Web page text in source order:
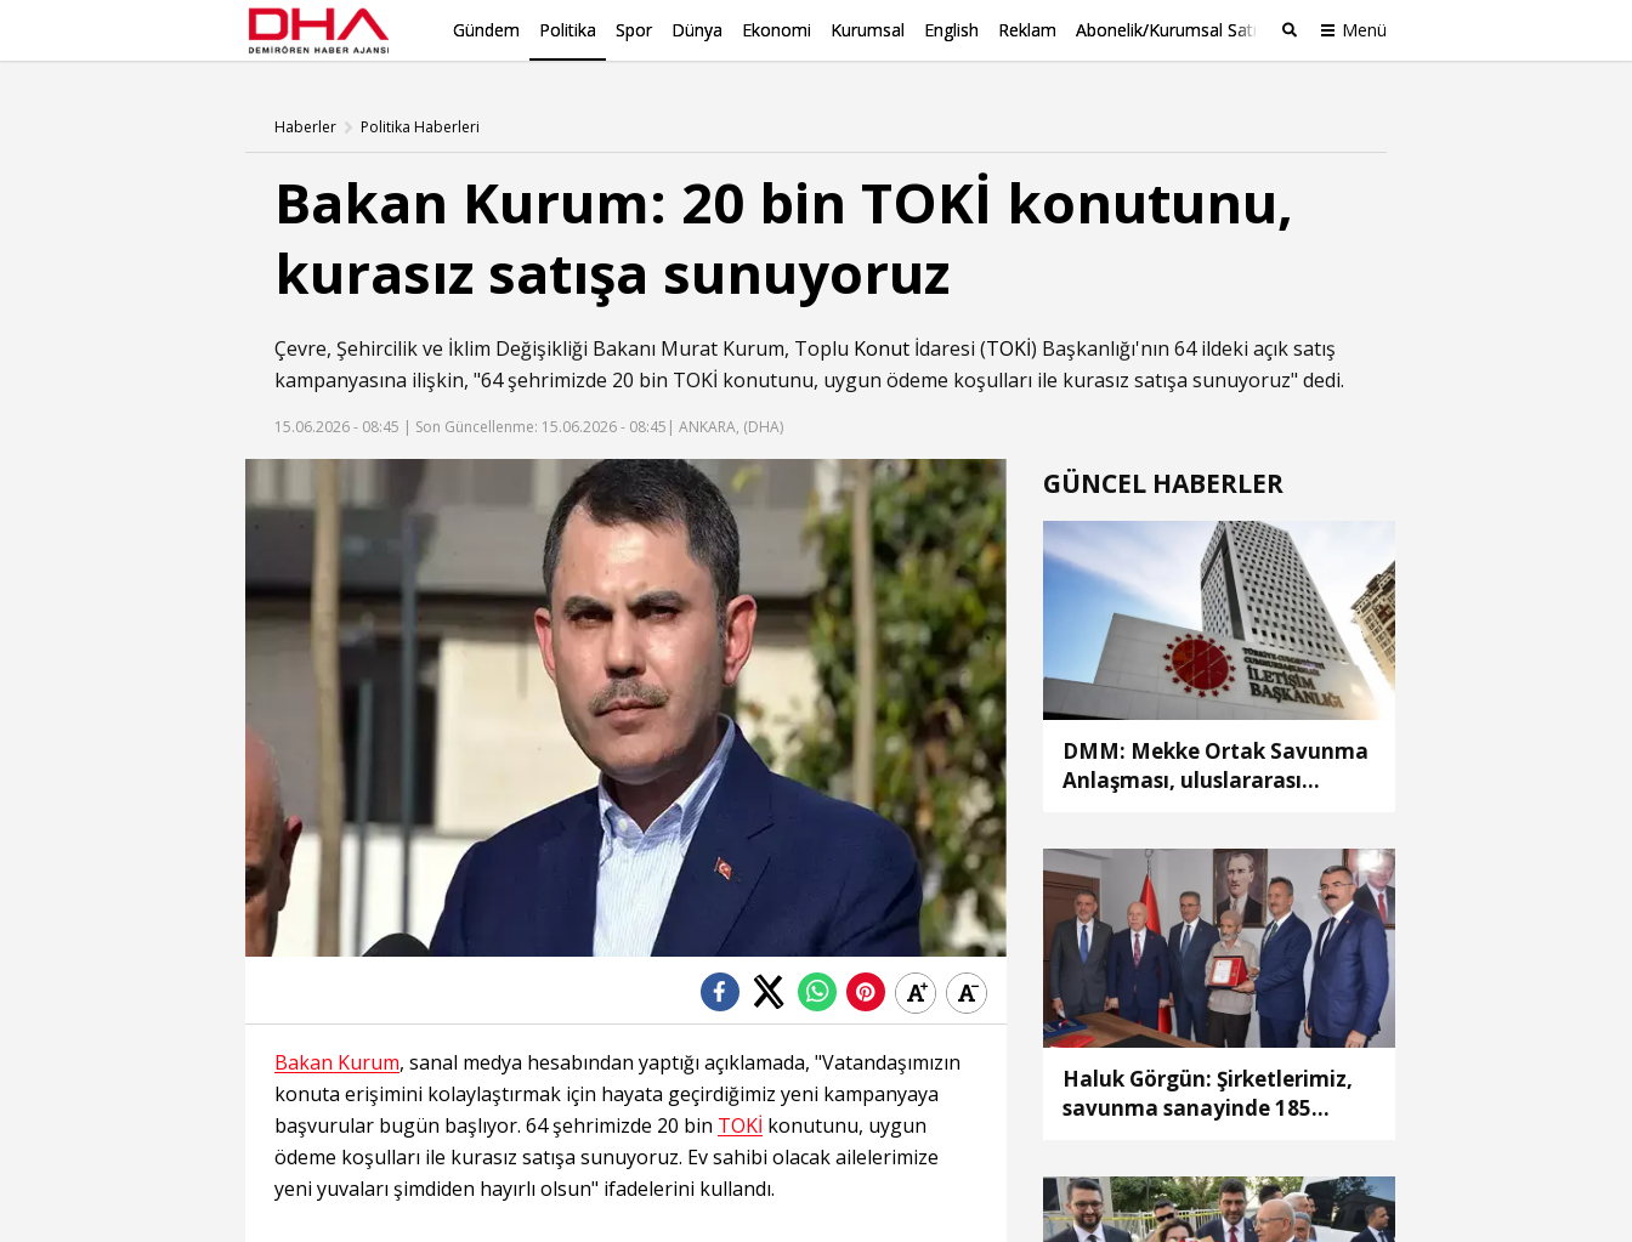
Gündem Politika Spor Dünya Ekonomi Kurumsal English Reklam Abonelik/Kurumsal Satış Menü
Haberler Politika Haberleri
Bakan Kurum: 20 bin TOKİ konutunu,
kurasız satışa sunuyoruz
Çevre, Şehircilik ve İklim Değişikliği Bakanı Murat Kurum, Toplu Konut İdaresi (TOKİ) Başkanlığı'nın 64 ildeki açık satış
kampanyasına ilişkin, "64 şehrimizde 20 bin TOKİ konutunu, uygun ödeme koşulları ile kurasız satışa sunuyoruz" dedi.
15.06.2026 - 08:45 | Son Güncellenme: 15.06.2026 - 08:45 | ANKARA, (DHA)
Bakan Kurum, sanal medya hesabından yaptığı açıklamada, "Vatandaşımızın
konuta erişimini kolaylaştırmak için hayata geçirdiğimiz yeni kampanyaya
başvurular bugün başlıyor. 64 şehrimizde 20 bin TOKİ konutunu, uygun
ödeme koşulları ile kurasız satışa sunuyoruz. Ev sahibi olacak ailelerimize
yeni yuvaları şimdiden hayırlı olsun" ifadelerini kullandı.
GÜNCEL HABERLER
DMM: Mekke Ortak Savunma
Anlaşması, uluslararası
Haluk Görgün: Şirketlerimiz,
savunma sanayinde 185